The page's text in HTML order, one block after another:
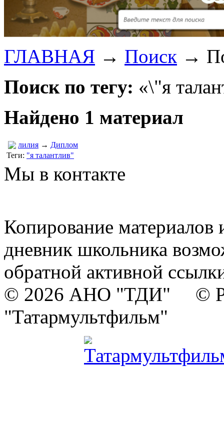
ГЛАВНАЯ → Поиск →
Поиск по тегу: «\"я
Найдено 1 материал
лилия → Диплом
Теги: "я талантлив"
Мы в контакте
Копирование материалов
дневник школьника
обратной активной
© 2026 АНО "ТДИ" ©
"Татармультфильм"